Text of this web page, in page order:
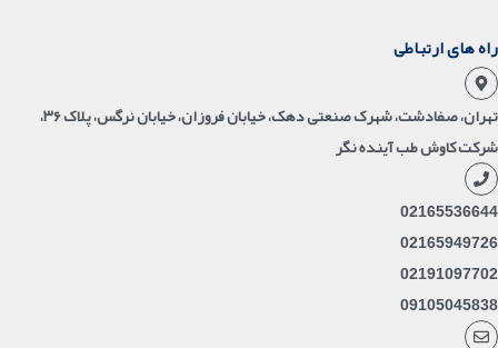
راه های ارتباطی
تهران، صفادشت، شهرک صنعتی دهک، خیابان فروزان، خیابان نرگس، پلاک ۳۶،
شرکت کاوش طب آینده نگر
02165536644
02165949726
02191097702
09105045838